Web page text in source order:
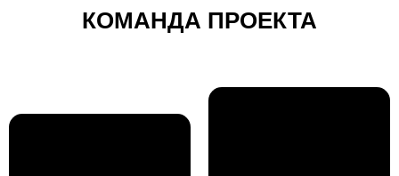
Скидка на товар (стикер)
КОМАНДА ПРОЕКТА